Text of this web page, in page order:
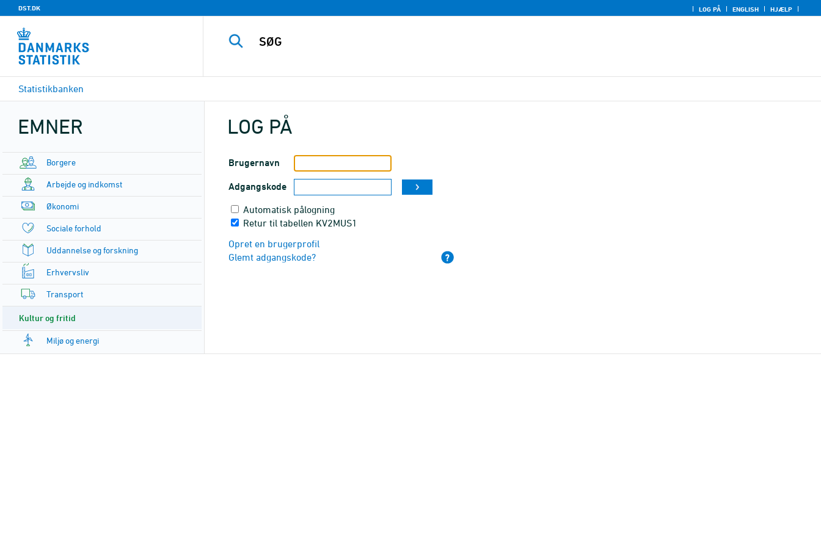
DST.DK LOG PÅ ENGLISH HJÆLP
Statistikbanken
EMNER
Borgere
Arbejde og indkomst
Økonomi
Sociale forhold
Uddannelse og forskning
Erhvervsliv
Transport
Kultur og fritid
Miljø og energi
LOG PÅ
Brugernavn
Adgangskode
Automatisk pålogning
Retur til tabellen KV2MUS1
Opret en brugerprofil
Glemt adgangskode?